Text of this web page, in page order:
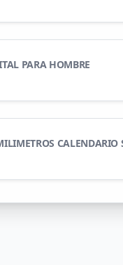
PARA HOMBRE
CALENDARIO